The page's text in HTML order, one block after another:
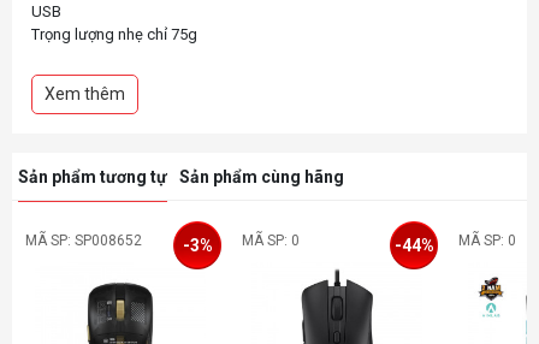
USB
Trọng lượng nhẹ chỉ 75g
36000 DPI và 650 ips
Công nghệ Push-Fit Switch Socket II độc quyền cho phép thay nóng
Xem thêm
Sản phẩm tương tự Sản phẩm cùng hãng
MÃ SP: SP008652 -3% MÃ SP: 0 -44% MÃ SP: 0